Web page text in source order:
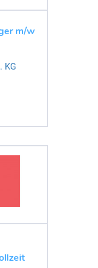
m/w
KG